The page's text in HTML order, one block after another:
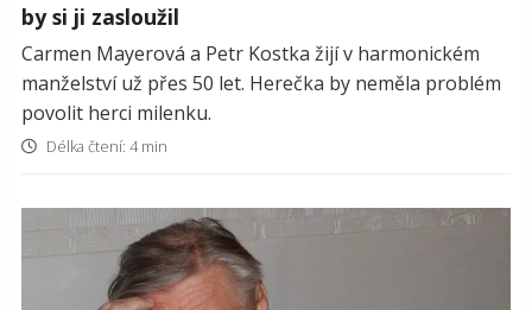
by si ji zasloužil
Carmen Mayerová a Petr Kostka žijí v harmonickém
manželství už přes 50 let. Herečka by neměla problém
povolit herci milenku.
Délka čtení: 4 min